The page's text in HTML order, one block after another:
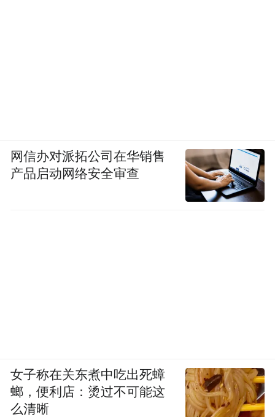
网信办对派拓公司在华销售
产品启动网络安全审查
女子称在关东煮中吃出死蟑
螂，便利店：烫过不可能这
么清晰